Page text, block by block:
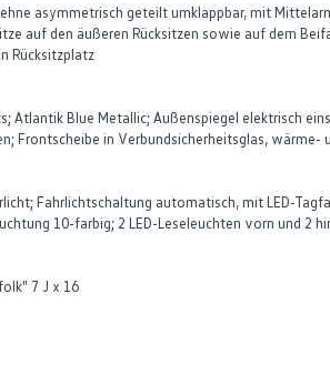
asymmetrisch geteilt umklappbar, mit
auf den äußeren Rücksitzen sowie auf dem
Rücksitzplatz
Atlantik Blue Metallic; Außenspiegel elektrisch
Frontscheibe in Verbundsicherheitsglas,
Fahrlichtschaltung automatisch, mit LED-
10-farbig; 2 LED-Leseleuchten vorn und
7 J x 16